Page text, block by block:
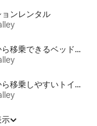
ンレンタル
車椅子から移乗できるベッドがある宿泊施設
車椅子から移乗しやすいトイレ付きの宿泊施設
示